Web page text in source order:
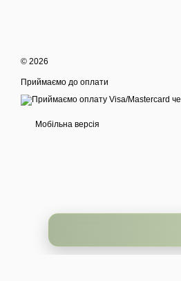
© 2026
Приймаємо до оплати
Мобільна версія